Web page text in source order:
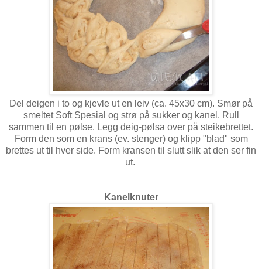
Del deigen i to og kjevle ut en leiv (ca. 45x30 cm). Smør på
smeltet Soft Spesial og strø på sukker og kanel. Rull
sammen til en pølse. Legg deig-pølsa over på steikebrettet.
Form den som en krans (ev. stenger) og klipp "blad" som
brettes ut til hver side. Form kransen til slutt slik at den ser fin
ut.
Kanelknuter